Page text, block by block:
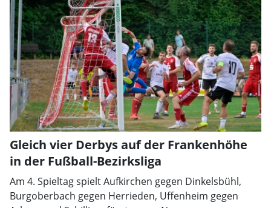
Gleich vier Derbys auf der Frankenhöhe
in der Fußball-Bezirksliga
Am 4. Spieltag spielt Aufkirchen gegen Dinkelsbühl,
Burgoberbach gegen Herrieden, Uffenheim gegen